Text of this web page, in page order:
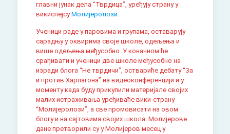
главни јунак дела “Тврдица”, уређују страну у
викиспејсуМолијеролози.
Ученици раде у паровима и групама, оставарују
сарадњу у оквирима своје школе, одељења и
више одељења међусобно. У коначном ће
срађивати и ученици две школе међусобно на
изради блога “Не тврдичи”, оствариће дебату “За
и против Харпагона” на видеоконференцији и у
моменту када буду прикупили материјале својих
малих истраживања уређиваће вики-страну
“Молијеролози”, а све промовисати на овом
блогу и на сајтовима својих школа. Молијерове
дане претворили су у Молијеров месец у